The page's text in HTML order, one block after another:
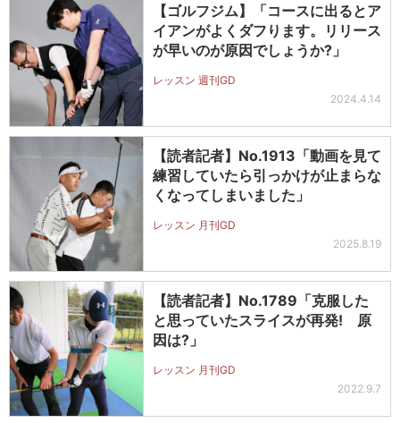
【ゴルフジム】「コースに出るとア
イアンがよくダフります。リリース
が早いのが原因でしょうか?」
レッスン 週刊GD
2024.4.14
【読者記者】No.1913「動画を見て
練習していたら引っかけが止まらな
くなってしまいました」
レッスン 月刊GD
2025.8.19
【読者記者】No.1789「克服した
と思っていたスライスが再発! 原
因は?」
レッスン 月刊GD
2022.9.7